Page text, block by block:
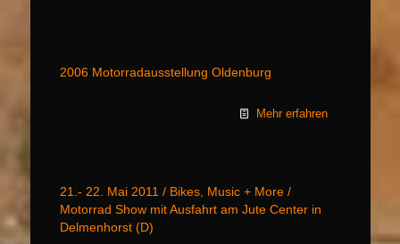
2006 Motorradausstellung Oldenburg
Mehr erfahren
21.- 22. Mai 2011 / Bikes, Music + More /
Motorrad Show mit Ausfahrt am Jute Center in
Delmenhorst (D)